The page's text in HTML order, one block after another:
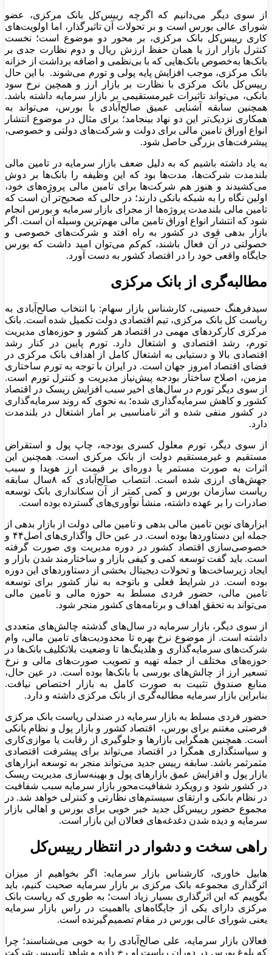
از سوی دیگر می‌‌‌دانیم که اگرچه رییس‌کل بانک مرکزی، عضو
شورای عالی بورس است و بر تحولات آن تاثیرگذار، اما اولویت‌های
کاری رییس‌کل بانک مرکزی، بر محور دو موضوع است؛ نخست
کنترل بازار ارز یا همان حفظ ارزش ریال و دوم نظارت جدی بر
بانک‌ها به‌خصوص بانک‌هایی که با بی‌نظمی و اضافه برداشت از خزانه
بانک مرکزی، موجب افزایش پایه پولی و تورم می‌شوند. با این حال
رییس‌کل بانک مرکزی با نظارت بر بازار ارز و همچین نرخ سود
بانکی، می‌تواند تاثیرات غیرمستقیمی بر بازار سرمایه داشته باشد.
همچنین سابقه آشنایی عمیق صالح‌آبادی با بورس، می‌تواند به
همکاری نزدیک‌تر این دو نهاد بینجامد؛ برای مثال در موضوع انتشار
انواع اوراق تامین مالی برای دولت و شرکت‌های دولتی و خصوصی،
پیشرفت‌های بزرگی حاصل شود.
به یاد داشته باشیم که به دلیل ضعف بازار سرمایه در تامین مالی
بلندمدت شرکت‌ها، مدت‌ها بود که این وظیفه را بانک‌ها بر دوش
می‌کشیدند و هنوز هم شرکت‌ها برای تامین مالی پروژه‌های خود،
اولین نگاه را به شبکه بانکی دارند؛ در حالی که صحیح‌تر آن است که
تامین مالی بلندمدت پروژه‌ها از مجرای بازار سرمایه و بورس انجام
شود که انتشار انواع اوراق تامین مالی مهم‌ترین وسیله آن است. اگر
بازار بدهی قوی در کشور به راه افتد و شرکت‌های خصوصی و
خصولتی در آن فعال باشند، کم‌کم می‌توان امید داشت که بورس
جایگاه واقعی خود را در اقتصاد کشور به دست آورد.
مطالبه‌گری از بانک مرکزی
سیدفرهنگ حسینی، کارشناس بازار سهام: با انتخاب صالح‌آبادی به
ریاست کل بانک مرکزی، تیم اقتصادی دولت تکمیل شده است. بانک
مرکزی کارکردهای مهمی در اقتصاد هر کشور و حوزه‌‌‌های مدیریت
تورم، رشد اقتصادی و اشتغال دارد. تورم پایین در کنار رشد
اقتصادی بالا و دستیابی به اشتغال کامل از اهداف بانک مرکزی در
فضای اقتصاد امروز جهان است. در ایران با توجه به تورم ساختاری
مزمن، اصلاح ساختار بودجه پیش‌نیاز مدیریت و کنترل تورم است.
از سوی دیگر تورم در سال‌های اخیر سبب افزایش ریسک در اقتصاد
کشور و کاهش سرمایه‌گذاری شده؛ به نحوی که روند سرمایه‌گذاری
در کشور منفی شده و اثر نامناسبی بر آمار اشتغال در بلندمدت
دارد.
از سوی دیگر، تورم معلول کسری بودجه، چاپ پول و استقراض
مستقیم و غیرمستقیم دولت از بانک مرکزی است. همچنین این
اثرات به صورت مستمر یا دوره‌ای بر قیمت ارز هویدا و سبب
جهش‌های ارزی شده است. انتصاب صالح‌آبادی که ۸سال سابقه
ریاست سازمان بورس و کمی کمتر از آن سکانداری بانک توسعه
صادرات را بر عهده داشته، منشأ نوآوری‌های گسترده بوده است.
ابزارهای نوین تامین مالی بدهی و تامین مالی دولت از بازار بدهی از
جمله این دستاوردها بوده است. در عین حال واگذاری‌های اصل۴۴ و
خصوصی‌سازی اقتصاد کشور در دوره مدیریت وی صورت گرفته
است. باید گفت توسعه کمی و کیفی بازار و ساختارمند شدن بازار و
ایجاد زیرساخت‌ها و تحولات دیجیتال بخشی از دستاوردهای این دوره
بوده است. در شرایط فعلی و باتوجه به نیاز کشور برای توسعه
تامین مالی، حضور فردی مسلط به حوزه مالی و تامین مالی
می‌تواند به تحقق اهداف و برنامه‌های کشور منجر شود.
از سوی دیگر، بازار سرمایه در سال‌های گذشته چالش‌های متعددی
داشته است. از موضوع نرخ بهره تا محدودیت‌های تامین مالی، وام
شرکت‌های سرمایه‌گذاری و هلدینگ‌ها تا وضعیت بلاتکلیف بانک‌ها در
حوزه‌های مختلف از جمله تهیه و تصویب صورت‌های مالی و نرخ
تسعیر ارز از چالش‌های بورسی با بانک‌ها بوده است. در عین حال،
منابع صندوق تثبیت به صورت کامل به بازار اختصاص نیافت.
بنابراین بازار سرمایه مطالبه‌‌‌گری از بانک مرکزی داشته و دارد.
حضور فردی مسلط به بازار سرمایه در صندلی ریاست بانک مرکزی
فرصتی مغتنم برای بورس، ‌‌‌ اقتصاد کشور و بازار پول و نظام بانکی
است. همچنین همگرایی بازارها و جلوگیری از رقابت یا موازی‌کاری
و سیاستگذاری همگرا در اقتصاد می‌تواند برای پیشرفت اقتصادی
مثمرثمر باشد. سابقه رییس جدید می‌تواند منجر به توسعه ابزارهای
بازار پول و افزایش عمق بازارهای پول و بهینه‌سازی مدیریت ریسک
در کشور شود و رویکرد شفافیت‌محور بازار سرمایه سبب شفافیت
در نظام بانکی و ارتقای سیستم‌های نظارتی و کنترلی خواهد شد. در
مجموع حضور رییس‌کل جدید خبر خوبی برای بورس و اهالی بازار
سرمایه و دیده شدن دغدغه‌های فعالان این بازار است.
راهی سخت و دشوار در انتظار رییس‌کل
هابیل خاوری، کارشناس بازار سرمایه: اگر بخواهیم از میزان
اثرگذاری مجموعه بانک مرکزی بر بازار سرمایه صحبت کنیم، باید
بگوییم که این اثرگذاری بسیار زیاد است؛ به طوری که ریاست بانک
مرکزی دارای یکی از جایگاه‌های بااهمیت در راس بازار سرمایه
یعنی شورای عالی بورس در مقام تصمیم‌گیرنده است.
فعالان بازار سرمایه، علی صالح‌آبادی را به خوبی می‌شناسند؛ چرا
که بلوغ بورس در دوران ریاست او رخ داده و شاهد تاسیس شرکت